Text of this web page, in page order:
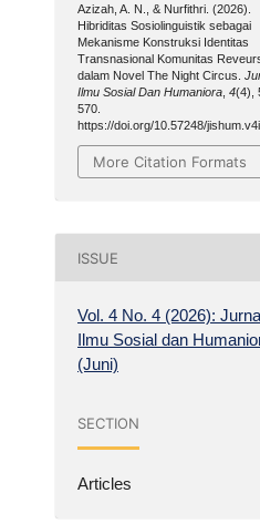
Azizah, A. N., & Nurfithri. (2026).
Hibriditas Sosiolinguistik sebagai
Mekanisme Konstruksi Identitas
Transnasional Komunitas
dalam Novel The Night Circus.
Ilmu Sosial Dan Humaniora ,4(4),
570.
https://doi.org/10.57248/
More Citation Formats
ISSUE
Vol. 4 No. 4 (2026):
Ilmu Sosial dan
(Juni)
SECTION
Articles